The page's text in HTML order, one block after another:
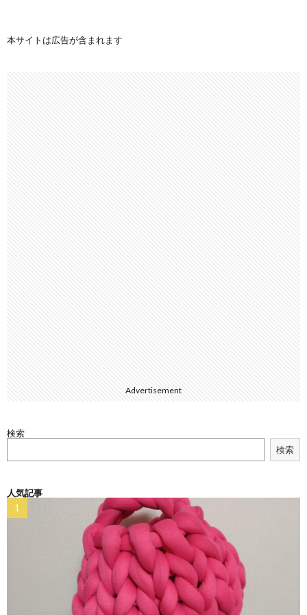
本サイトは広告が含まれます
Advertisement
検索
検索
人気記事